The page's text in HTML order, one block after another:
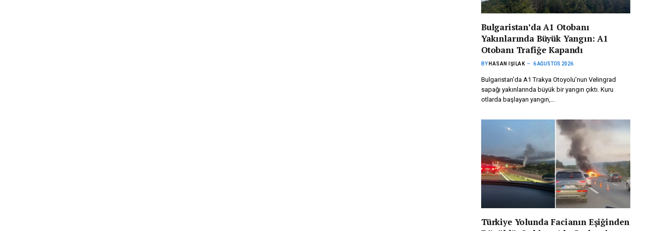
Bulgaristan’da A1 Otobanı
Yakınlarında Büyük Yangın: A1
Otobanı Trafiğe Kapandı
BY HASAN IŞILAK 6 AĞUSTOS 2026
Bulgaristan’da A1 Trakya Otoyolu’nun Velingrad
sapağı yakınlarında büyük bir yangın çıktı. Kuru
otlarda başlayan yangın,…
Türkiye Yolunda Facianın Eşiğinden